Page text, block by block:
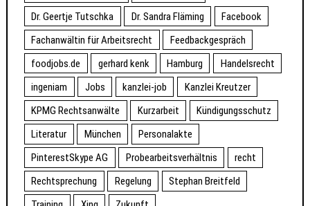
Dr. Geertje Tutschka
Dr. Sandra Fläming
Facebook
Fachanwältin für Arbeitsrecht
Feedbackgespräch
foodjobs.de
gerhard kenk Hamburg
Handelsrecht
ingeniam
Jobs kanzlei-job
Kanzlei Kreutzer
KPMG Rechtsanwälte
Kurzarbeit
Kündigungsschutz
Literatur
München
Personalakte
PinterestSkype AG
Probearbeitsverhältnis
recht
Rechtsprechung
Regelung
Stephan Breitfeld